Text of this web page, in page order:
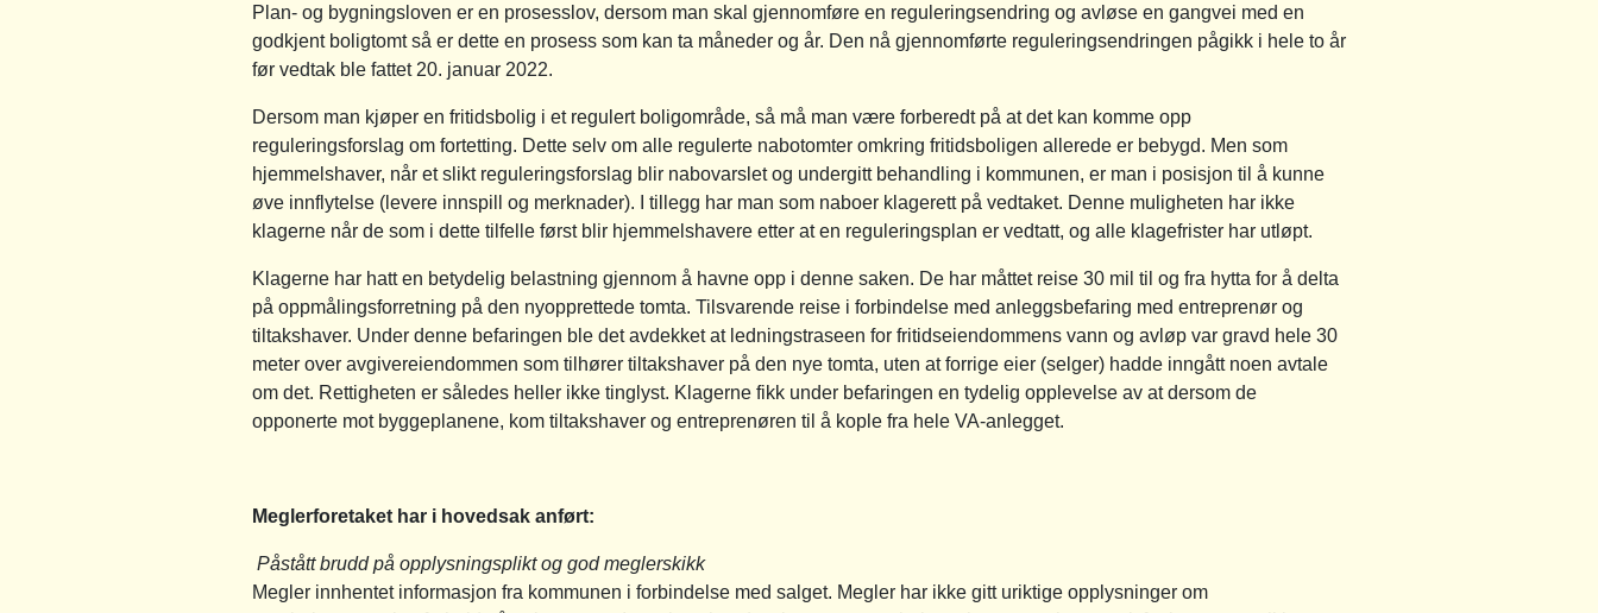
Plan- og bygningsloven er en prosesslov, dersom man skal gjennomføre en reguleringsendring og avløse en gangvei med en
godkjent boligtomt så er dette en prosess som kan ta måneder og år. Den nå gjennomførte reguleringsendringen pågikk i hele to år
før vedtak ble fattet 20. januar 2022.
Dersom man kjøper en fritidsbolig i et regulert boligområde, så må man være forberedt på at det kan komme opp
reguleringsforslag om fortetting. Dette selv om alle regulerte nabotomter omkring fritidsboligen allerede er bebygd. Men som
hjemmelshaver, når et slikt reguleringsforslag blir nabovarslet og undergitt behandling i kommunen, er man i posisjon til å kunne
øve innflytelse (levere innspill og merknader). I tillegg har man som naboer klagerett på vedtaket. Denne muligheten har ikke
klagerne når de som i dette tilfelle først blir hjemmelshavere etter at en reguleringsplan er vedtatt, og alle klagefrister har utløpt.
Klagerne har hatt en betydelig belastning gjennom å havne opp i denne saken. De har måttet reise 30 mil til og fra hytta for å delta
på oppmålingsforretning på den nyopprettede tomta. Tilsvarende reise i forbindelse med anleggsbefaring med entreprenør og
tiltakshaver. Under denne befaringen ble det avdekket at ledningstraseen for fritidseiendommens vann og avløp var gravd hele 30
meter over avgivereiendommen som tilhører tiltakshaver på den nye tomta, uten at forrige eier (selger) hadde inngått noen avtale
om det. Rettigheten er således heller ikke tinglyst. Klagerne fikk under befaringen en tydelig opplevelse av at dersom de
opponerte mot byggeplanene, kom tiltakshaver og entreprenøren til å kople fra hele VA-anlegget.
Meglerforetaket har i hovedsak anført:
Påstått brudd på opplysningsplikt og god meglerskikk
Megler innhentet informasjon fra kommunen i forbindelse med salget. Megler har ikke gitt uriktige opplysninger om